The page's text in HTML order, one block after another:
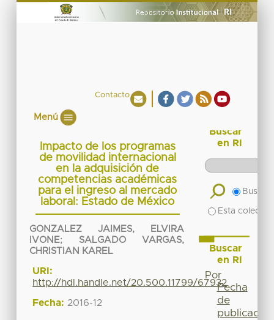
Contacto
Menú
Impacto de los programas
de movilidad internacional
en la adquisición de
competencias académicas
para el ingreso al mercado
laboral: Estado de México
GONZALEZ JAIMES, ELVIRA
IVONE; SALGADO VARGAS,
CHRISTIAN KAREL
URI:
http://hdl.handle.net/20.500.11799/67932
Fecha: 2016-12
Buscar
en RI
Buscar
Esta
Buscar
en RI
Por
Fecha
de
publicación